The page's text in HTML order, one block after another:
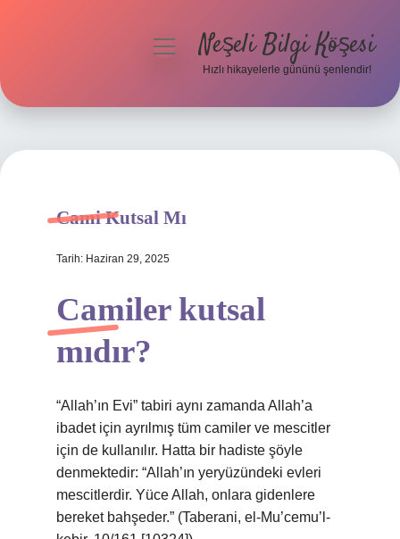
Hakkımızda
menüyüNeşeli Bilgi Köşesi
Hızlı hikayelerle gününü şenlendir!
Cami Kutsal Mı
Tarih: Haziran 29, 2025
Camiler kutsal
mıdır?
“Allah’ın Evi” tabiri aynı zamanda Allah’a
ibadet için ayrılmış tüm camiler ve mescitler
için de kullanılır. Hatta bir hadiste şöyle
denmektedir: “Allah’ın yeryüzündeki evleri
mescitlerdir. Yüce Allah, onlara gidenlere
bereket bahşeder.” (Taberani, el-Mu’cemu’l-